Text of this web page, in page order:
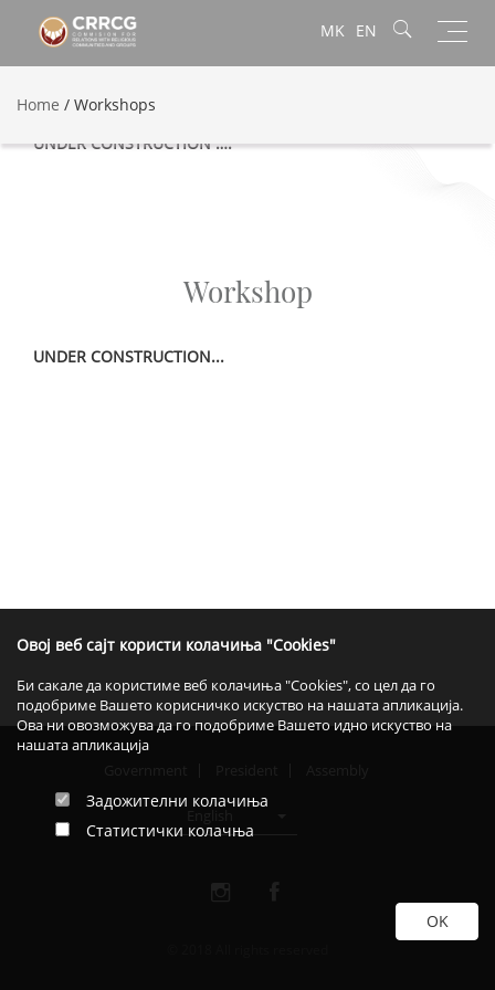
Овој веб сајт користи колачиња "Cookies"
Би сакале да користиме веб колачиња "Cookies", со цел да го
подобриме Вашето корисничко искуство на нашата апликација.
Ова ни овозможува да го подобриме Вашето идно искуство на
нашата апликација
Задожителни колачиња
Статистички колачња
MK EN
Home / Workshops
UNDER CONSTRUCTION ….
Workshop
UNDER CONSTRUCTION...